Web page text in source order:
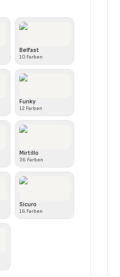
Belfast
10 Farben
Funky
12 Farben
Mirtillo
36 Farben
Sicuro
16 Farben